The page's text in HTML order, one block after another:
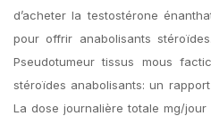
d’acheter la testostérone
pour offrir anabolisants
Pseudotumeur tissus mous
stéroïdes anabolisants: un
La dose journalière totale mg/